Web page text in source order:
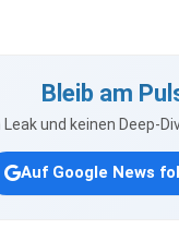
Bleib am
und keinen Deep-
Auf Google News